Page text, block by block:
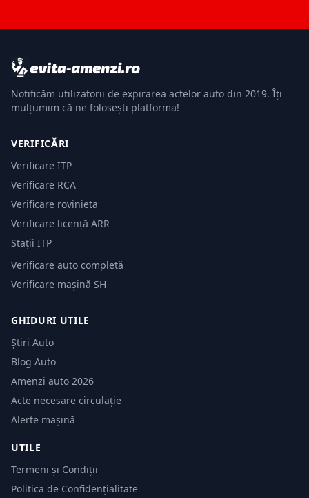
Notificăm utilizatorii de expirarea actelor auto din 2019. Îți
mulțumim că ne folosești platforma!
VERIFICĂRI
Verificare ITP
Verificare RCA
Verificare rovinieta
Verificare licență ARR
Stații ITP
Verificare auto completă
Verificare mașină SH
GHIDURI UTILE
Știri Auto
Blog Auto
Amenzi auto 2026
Acte necesare circulație
Alerte mașină
UTILE
Termeni și Condiții
Politica de Confidențialitate